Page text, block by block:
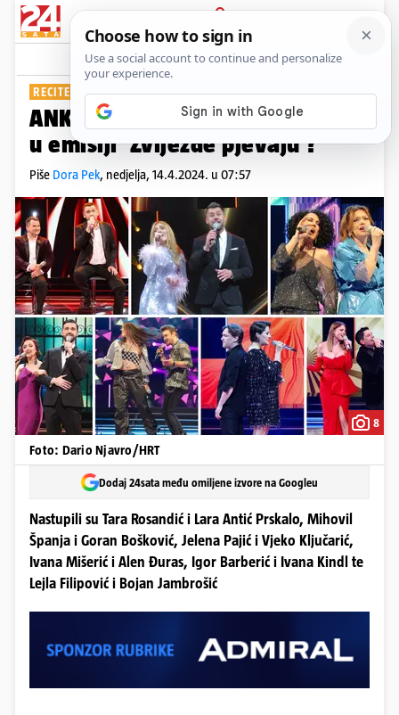
PRIJAVA
Show Komentari
RECITE NAM SVOJE MIŠLJENJE
ANKETA Tko vam je bio najbolji
u emisiji 'Zvijezde pjevaju'?
Piše Dora Pek, nedjelja, 14.4.2024. u 07:57
8
Foto: Dario Njavro/HRT
Dodaj 24sata među omiljene izvore na Googleu
Nastupili su Tara Rosandić i Lara Antić Prskalo, Mihovil
Španja i Goran Bošković, Jelena Pajić i Vjeko Ključarić,
Ivana Mišerić i Alen Đuras, Igor Barberić i Ivana Kindl te
Lejla Filipović i Bojan Jambrošić